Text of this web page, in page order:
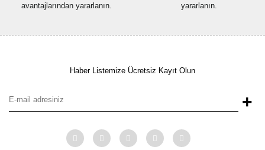
avantajlarından yararlanın.
yararlanın.
Haber Listemize Ücretsiz Kayıt Olun
+